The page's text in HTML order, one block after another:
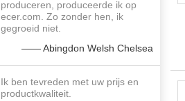
produceren, produceerde ik op
ecer.com. Zo zonder hen, ik
gegroeid niet.
—— Abingdon Welsh Chelsea
Ik ben tevreden met uw prijs en
productkwaliteit.